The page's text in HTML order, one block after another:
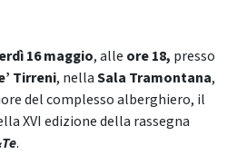
16 maggio, alle ore 18, presso
Tirreni, nellaSala Tramontana,
del complesso alberghiero, il
XVI edizione della rassegna
.